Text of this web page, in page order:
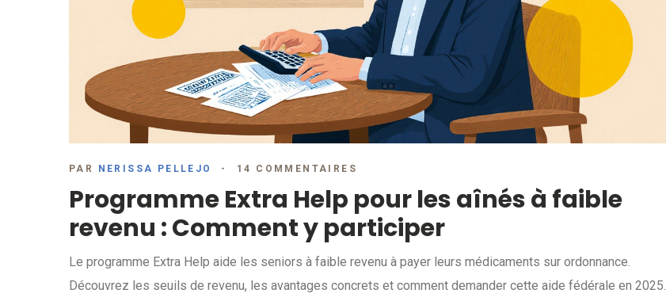
PAR NERISSA PELLEJO 14 COMMENTAIRES
Programme Extra Help pour les aînés à faible
revenu : Comment y participer
Le programme Extra Help aide les seniors à faible revenu à payer leurs médicaments sur ordonnance.
Découvrez les seuils de revenu, les avantages concrets et comment demander cette aide fédérale en 2025.